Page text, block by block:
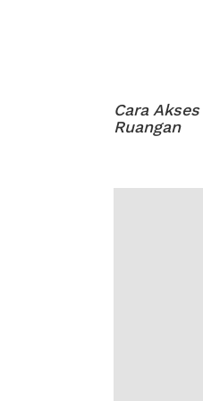
Cara Akses
Ruangan